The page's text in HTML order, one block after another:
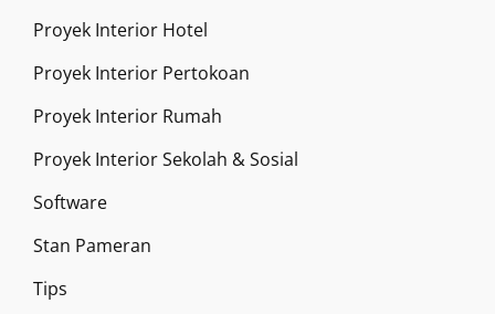
Proyek Interior Hotel
Proyek Interior Pertokoan
Proyek Interior Rumah
Proyek Interior Sekolah & Sosial
Software
Stan Pameran
Tips